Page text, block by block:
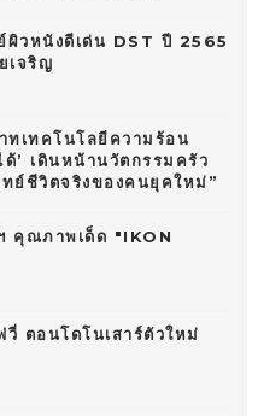
ผิวหนังดีเด่น DST ปี 2565
เจริญ
เทคโนโลยีความร้อน
ด้’ เดินหน้านวัตกรรมครัว
ย์ชีวิตจริงของคนยุคใหม่”
คุณภาพเด็ด "IKON
วี่ ตอนโดโนเสาร์ตัวใหม่